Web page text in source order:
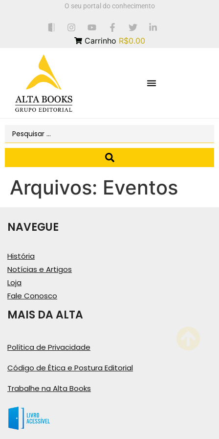
O seu portal do conhecimento
Carrinho R$0.00
Arquivos: Eventos
NAVEGUE
História
Notícias e Artigos
Loja
Fale Conosco
MAIS DA ALTA
Política de Privacidade
Código de Ética e Postura Editorial
Trabalhe na Alta Books